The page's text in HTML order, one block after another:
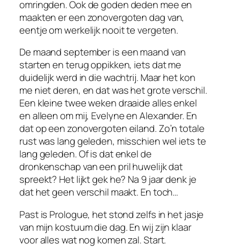
omringden. Ook de goden deden mee en
maakten er een zonovergoten dag van,
eentje om werkelijk nooit te vergeten.
De maand september is een maand van
starten en terug oppikken, iets dat me
duidelijk werd in die wachtrij. Maar het kon
me niet deren, en dat was het grote verschil.
Een kleine twee weken draaide alles enkel
en alleen om mij, Evelyne en Alexander. En
dat op een zonovergoten eiland. Zo’n totale
rust was lang geleden, misschien wel iets te
lang geleden. Of is dat enkel de
dronkenschap van een pril huwelijk dat
spreekt? Het lijkt gek he? Na 9 jaar denk je
dat het geen verschil maakt. En toch…
Past is Prologue, het stond zelfs in het jasje
van mijn kostuum die dag. En wij zijn klaar
voor alles wat nog komen zal. Start.